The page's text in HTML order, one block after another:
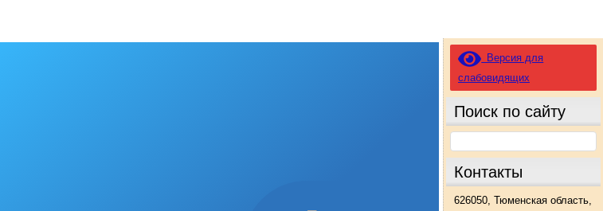
Версия для
слабовидящих
Поиск по сайту
Контакты
626050, Тюменская область,